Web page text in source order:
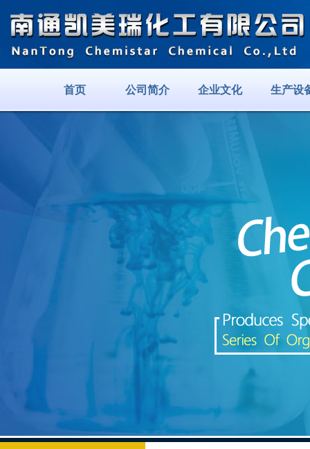
首页 公司简介 企业文化 生产设